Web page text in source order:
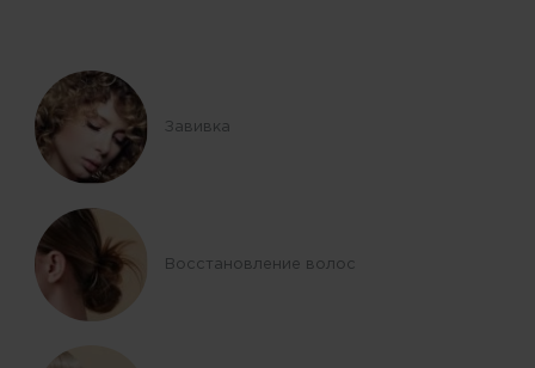
Завивка
Восстановление волос